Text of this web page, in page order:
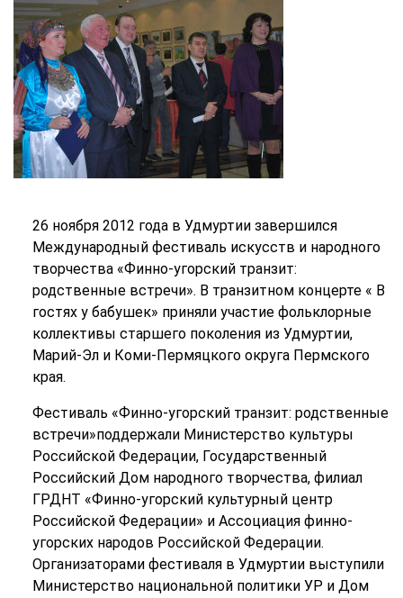
26 ноября 2012 года в Удмуртии завершился
Международный фестиваль искусств и народного
творчества «Финно-угорский транзит:
родственные встречи». В транзитном концерте « В
гостях у бабушек» приняли участие фольклорные
коллективы старшего поколения из Удмуртии,
Марий-Эл и Коми-Пермяцкого округа Пермского
края.
Фестиваль «Финно-угорский транзит: родственные
встречи»поддержали Министерство культуры
Российской Федерации, Государственный
Российский Дом народного творчества, филиал
ГРДНТ «Финно-угорский культурный центр
Российской Федерации» и Ассоциация финно-
угорских народов Российской Федерации.
Организаторами фестиваля в Удмуртии выступили
Министерство национальной политики УР и Дом